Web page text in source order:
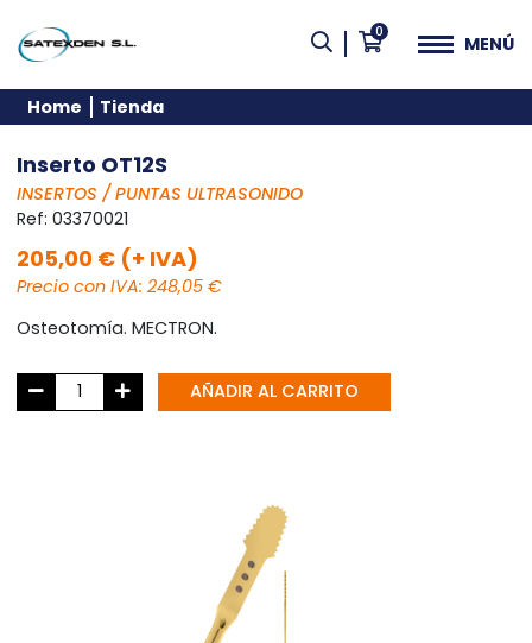
0
MENÚ
Home Tienda
Inserto OT12S
INSERTOS / PUNTAS ULTRASONIDO
Ref: 03370021
205,00 € (+ IVA)
Precio con IVA: 248,05 €
Osteotomía. MECTRON.
AÑADIR AL CARRITO